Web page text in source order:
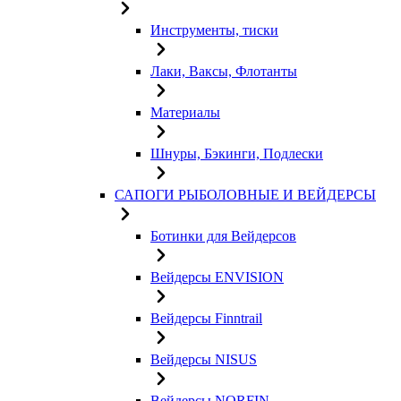
Инструменты, тиски
Лаки, Ваксы, Флотанты
Материалы
Шнуры, Бэкинги, Подлески
САПОГИ РЫБОЛОВНЫЕ И ВЕЙДЕРСЫ
Ботинки для Вейдерсов
Вейдерсы ENVISION
Вейдерсы Finntrail
Вейдерсы NISUS